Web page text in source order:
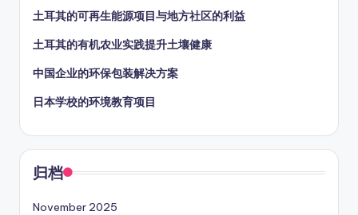
土耳其的可再生能源项目与地方社区的利益
土耳其的有机农业实践提升土壤健康
中国企业的环保包装解决方案
日本学校的环境教育项目
归档
November 2025